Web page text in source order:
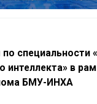
специальности
интеллекта» в
БМУ-ИНХА